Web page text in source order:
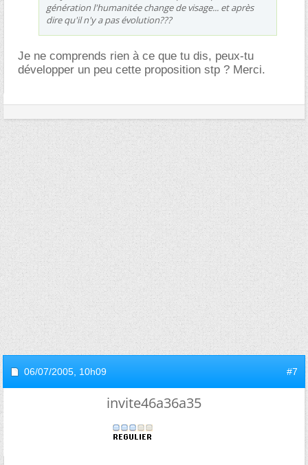
génération l'humanitée change de visage... et après
dire qu'il n'y a pas évolution???
Je ne comprends rien à ce que tu dis, peux-tu
développer un peu cette proposition stp ? Merci.
06/07/2005, 10h09 #7
invite46a36a35